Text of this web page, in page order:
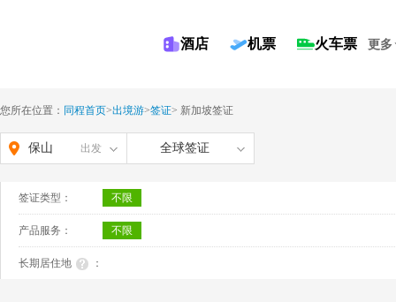
酒店 机票 火车票 更多
您所在位置： 同程首页>出境游>签证> 新加坡签证
保山 出发 全球签证
签证类型： 不限
产品服务： 不限
长期居住地 ：